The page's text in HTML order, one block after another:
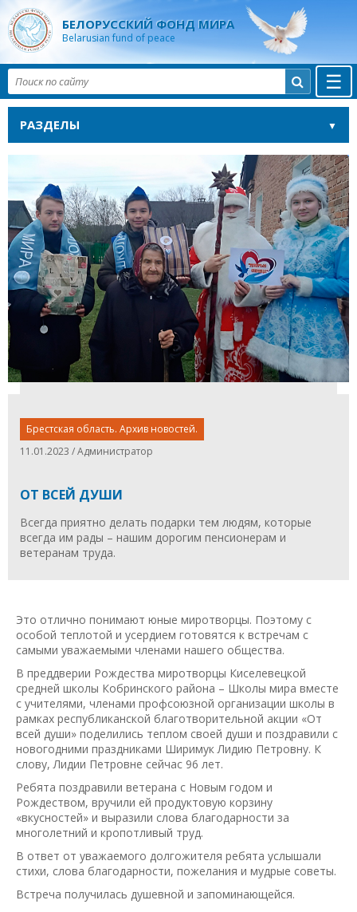
БЕЛОРУССКИЙ ФОНД МИРА
Belarusian fund of peace
☰

РАЗДЕЛЫ
Брестская область. Архив новостей.
11.01.2023 / Администратор
ОТ ВСЕЙ ДУШИ
Всегда приятно делать подарки тем людям, которые
всегда им рады – нашим дорогим пенсионерам и
ветеранам труда.
Это отлично понимают юные миротворцы. Поэтому с
особой теплотой и усердием готовятся к встречам с
самыми уважаемыми членами нашего общества.
В преддверии Рождества миротворцы Киселевецкой
средней школы Кобринского района – Школы мира вместе
с учителями, членами профсоюзной организации школы в
рамках республиканской благотворительной акции «От
всей души» поделились теплом своей души и поздравили с
новогодними праздниками Ширимук Лидию Петровну. К
слову, Лидии Петровне сейчас 96 лет.
Ребята поздравили ветерана с Новым годом и
Рождеством, вручили ей продуктовую корзину
«вкусностей» и выразили слова благодарности за
многолетний и кропотливый труд.
В ответ от уважаемого долгожителя ребята услышали
стихи, слова благодарности, пожелания и мудрые советы.
Встреча получилась душевной и запоминающейся.